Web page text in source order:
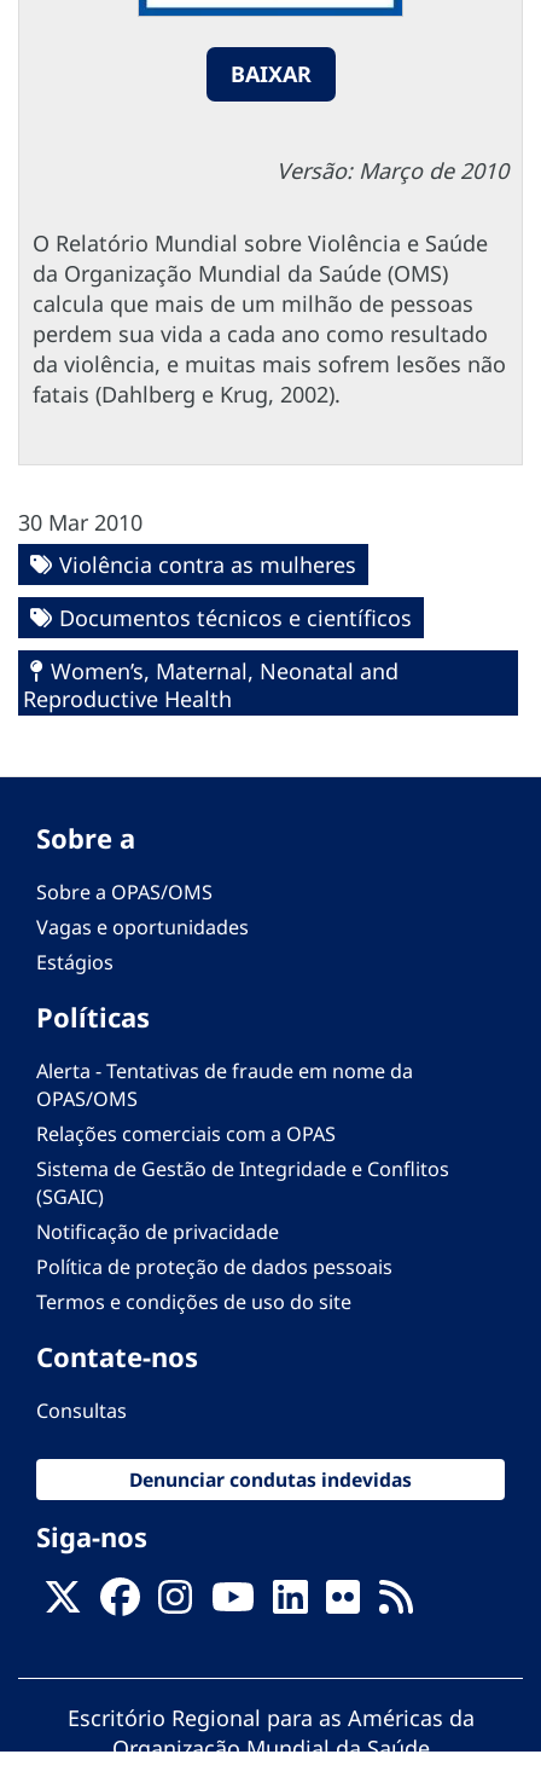
BAIXAR
Versão: Março de 2010
O Relatório Mundial sobre Violência e Saúde
da Organização Mundial da Saúde (OMS)
calcula que mais de um milhão de pessoas
perdem sua vida a cada ano como resultado
da violência, e muitas mais sofrem lesões não
fatais (Dahlberg e Krug, 2002).
30 Mar 2010
Violência contra as mulheres
Documentos técnicos e científicos
Women’s, Maternal, Neonatal and
Reproductive Health
Sobre a
Sobre a OPAS/OMS
Vagas e oportunidades
Estágios
Políticas
Alerta - Tentativas de fraude em nome da
OPAS/OMS
Relações comerciais com a OPAS
Sistema de Gestão de Integridade e Conflitos
(SGAIC)
Notificação de privacidade
Política de proteção de dados pessoais
Termos e condições de uso do site
Contate-nos
Consultas
Denunciar condutas indevidas
Siga-nos
Escritório Regional para as Américas da
Organização Mundial da Saúde